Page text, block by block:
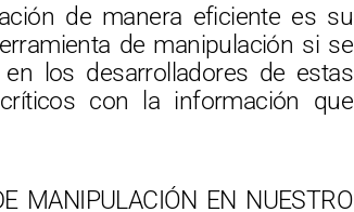
de manera eficiente es su
de manipulación si se
los desarrolladores de estas
con la información que
MANIPULACIÓN EN NUESTRO